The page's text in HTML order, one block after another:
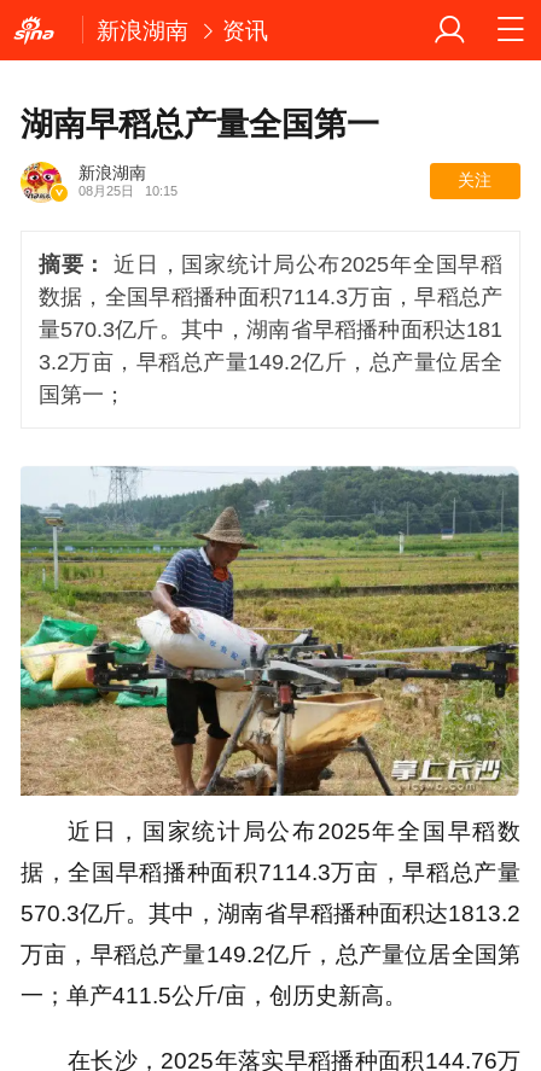
新浪湖南 资讯
湖南早稻总产量全国第一
新浪湖南
08月25日 10:15
关注
摘要：
近日，国家统计局公布2025年全国早稻
数据，全国早稻播种面积7114.3万亩，早稻总产
量570.3亿斤。其中，湖南省早稻播种面积达181
3.2万亩，早稻总产量149.2亿斤，总产量位居全
国第一；
近日，国家统计局公布2025年全国早稻数
据，全国早稻播种面积7114.3万亩，早稻总产量
570.3亿斤。其中，湖南省早稻播种面积达1813.2
万亩，早稻总产量149.2亿斤，总产量位居全国第
一；单产411.5公斤/亩，创历史新高。
在长沙，2025年落实早稻播种面积144.76万